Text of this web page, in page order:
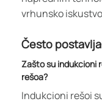
vrhunsko
Često
Zašto su indukcioni
rešoa?
Indukcioni rešoi